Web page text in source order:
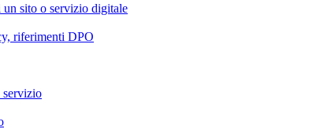
un sito o servizio digitale
riferimenti DPO
servizio